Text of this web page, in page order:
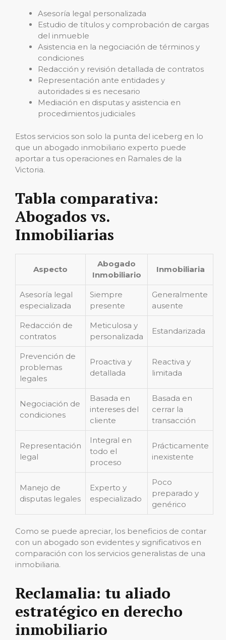
Asesoría legal personalizada
Estudio de títulos y comprobación de cargas
del inmueble
Asistencia en la negociación de términos y
condiciones
Redacción y revisión detallada de contratos
Representación ante entidades y
autoridades si es necesario
Mediación en disputas y asistencia en
procedimientos judiciales
Estos servicios son solo la punta del iceberg en lo
que un abogado inmobiliario experto puede
aportar a tus operaciones en Ramales de la
Victoria.
Tabla comparativa:
Abogados vs.
Inmobiliarias
Aspecto
Abogado
Inmobiliario
Inmobiliaria
Asesoría legal
especializada
Siempre
presente
Generalmente
ausente
Redacción de
contratos
Meticulosa y
personalizada
Estandarizada
Prevención de
problemas
legales
Proactiva y
detallada
Reactiva y
limitada
Negociación de
condiciones
Basada en
intereses del
cliente
Basada en
cerrar la
transacción
Representación
legal
Integral en
todo el
proceso
Prácticamente
inexistente
Manejo de
disputas legales
Experto y
especializado
Poco
preparado y
genérico
Como se puede apreciar, los beneficios de contar
con un abogado son evidentes y significativos en
comparación con los servicios generalistas de una
inmobiliaria.
Reclamalia: tu aliado
estratégico en derecho
inmobiliario